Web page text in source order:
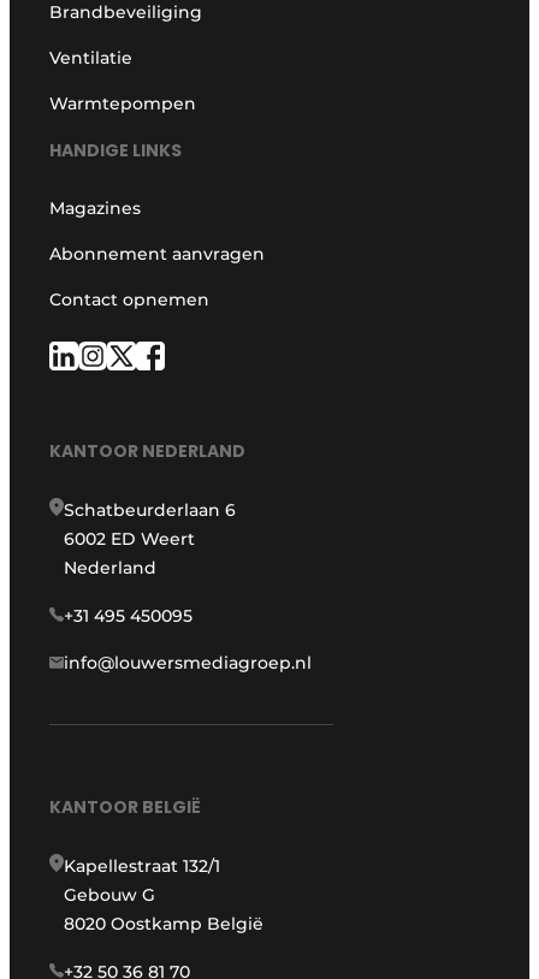
Brandbeveiliging
Ventilatie
Warmtepompen
HANDIGE LINKS
Magazines
Abonnement aanvragen
Contact opnemen
KANTOOR NEDERLAND
Schatbeurderlaan 6
6002 ED Weert
Nederland
+31 495 450095
info@louwersmediagroep.nl
KANTOOR BELGIË
Kapellestraat 132/1
Gebouw G
8020 Oostkamp België
+32 50 36 81 70